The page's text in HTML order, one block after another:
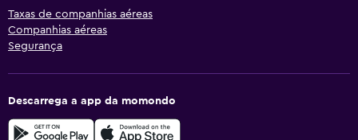
Taxas de companhias aéreas
Companhias aéreas
Segurança
Descarrega a app da momondo